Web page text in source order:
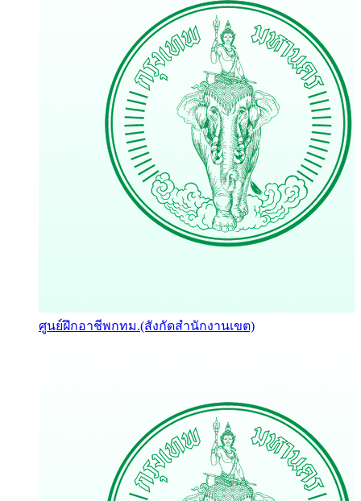
ศูนย์ฝึกอาชีพกทม.(สังกัดสำนักงานเขต)